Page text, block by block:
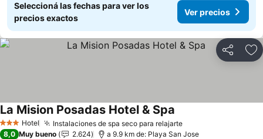
Seleccioná las fechas para ver los
precios exactos
Ver precios
Compartir
3 Estrellas
Hotel Instalaciones de spa seco para relajarte
La Mision Posadas Hotel & Spa
8,0 Muy bueno 2.624 a 9.9 km de: Playa San Jose